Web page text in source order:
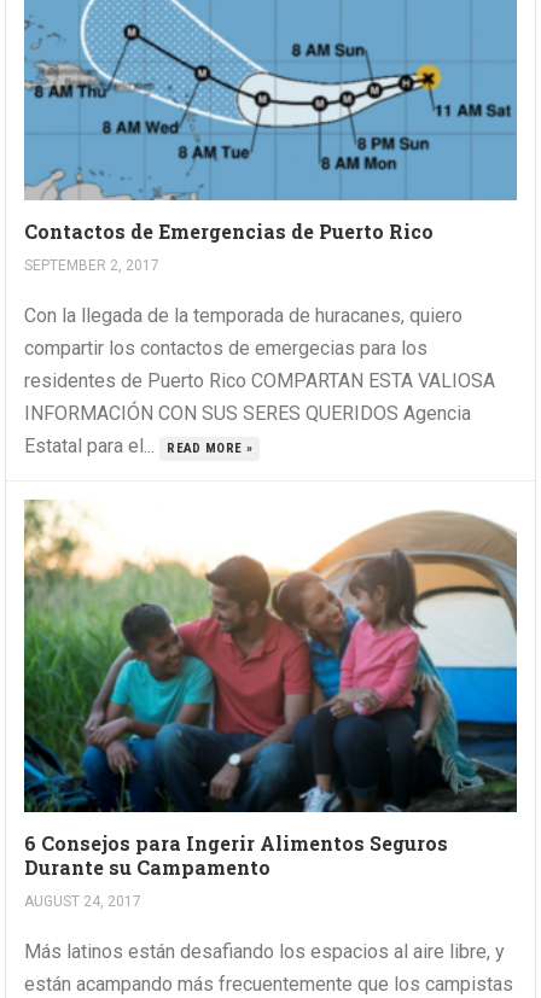
Contactos de Emergencias de Puerto Rico
SEPTEMBER 2, 2017
Con la llegada de la temporada de huracanes, quiero
compartir los contactos de emergecias para los
residentes de Puerto Rico COMPARTAN ESTA VALIOSA
INFORMACIÓN CON SUS SERES QUERIDOS Agencia
Estatal para el...
READ MORE »
6 Consejos para Ingerir Alimentos Seguros
Durante su Campamento
AUGUST 24, 2017
Más latinos están desafiando los espacios al aire libre, y
están acampando más frecuentemente que los campistas